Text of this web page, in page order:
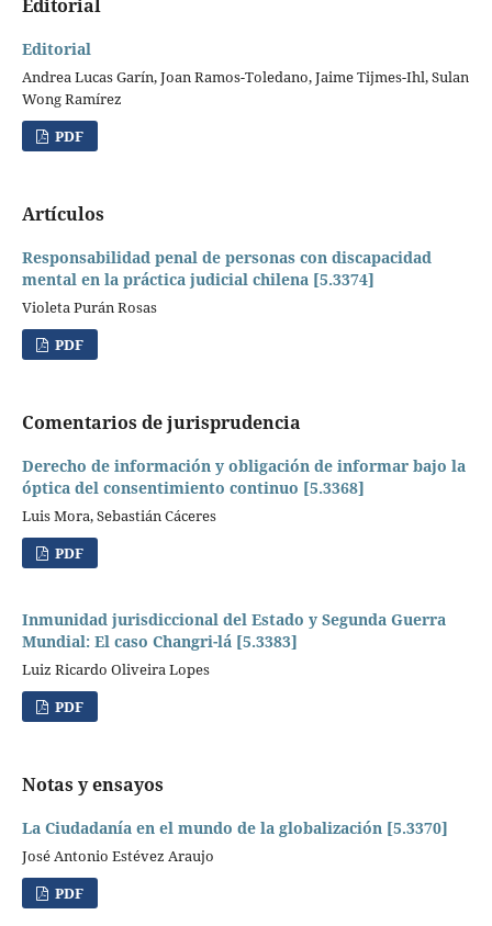
Editorial
Editorial
Andrea Lucas Garín, Joan Ramos-Toledano, Jaime Tijmes-Ihl, Sulan
Wong Ramírez
PDF
Artículos
Responsabilidad penal de personas con discapacidad
mental en la práctica judicial chilena [5.3374]
Violeta Purán Rosas
PDF
Comentarios de jurisprudencia
Derecho de información y obligación de informar bajo la
óptica del consentimiento continuo [5.3368]
Luis Mora, Sebastián Cáceres
PDF
Inmunidad jurisdiccional del Estado y Segunda Guerra
Mundial: El caso Changri-lá [5.3383]
Luiz Ricardo Oliveira Lopes
PDF
Notas y ensayos
La Ciudadanía en el mundo de la globalización [5.3370]
José Antonio Estévez Araujo
PDF